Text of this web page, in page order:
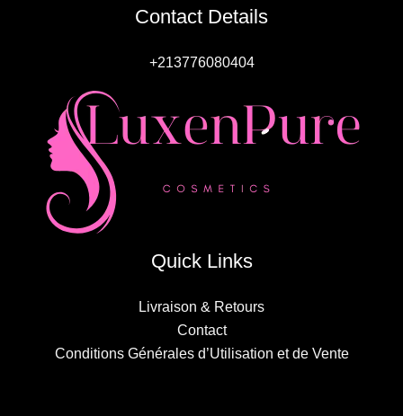
Contact Details
+213776080404
Quick Links
Livraison & Retours
Contact
Conditions Générales d’Utilisation et de Vente